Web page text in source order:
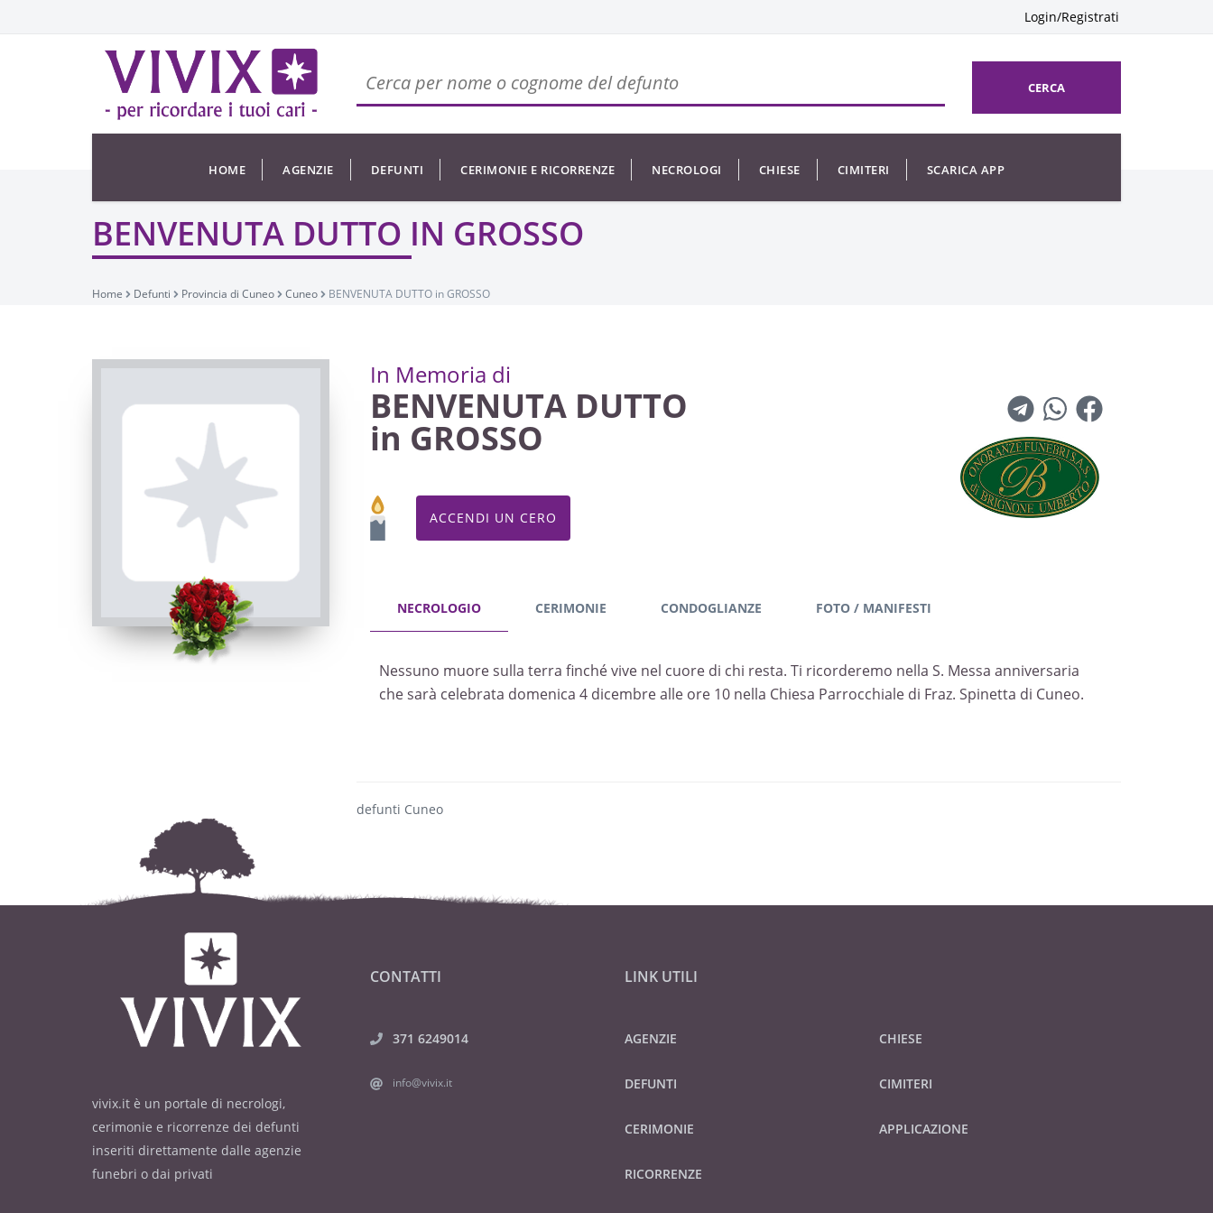
Login/Registrati
CERCA
HOME AGENZIE DEFUNTI CERIMONIE E RICORRENZE NECROLOGI CHIESE CIMITERI SCARICA APP
BENVENUTA DUTTO IN GROSSO
Home Defunti Provincia di Cuneo Cuneo BENVENUTA DUTTO in GROSSO
In Memoria di
BENVENUTA DUTTO
in GROSSO
ACCENDI UN CERO
NECROLOGIO CERIMONIE CONDOGLIANZE FOTO / MANIFESTI
Nessuno muore sulla terra finché vive nel cuore di chi resta. Ti ricorderemo nella S. Messa anniversaria
che sarà celebrata domenica 4 dicembre alle ore 10 nella Chiesa Parrocchiale di Fraz. Spinetta di Cuneo.
defunti Cuneo
vivix.it è un portale di necrologi,
cerimonie e ricorrenze dei defunti
inseriti direttamente dalle agenzie
funebri o dai privati
CONTATTI
371 6249014
info@vivix.it
LINK UTILI
AGENZIE
DEFUNTI
CERIMONIE
RICORRENZE
CHIESE
CIMITERI
APPLICAZIONE